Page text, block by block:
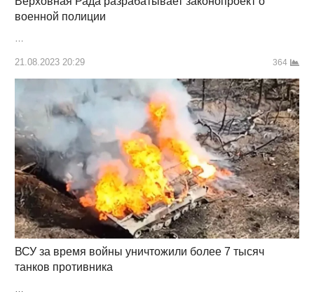
военной полиции
21.08.2023 20:29 364
ВСУ за время войны уничтожили более 7 тысяч
танков противника
…